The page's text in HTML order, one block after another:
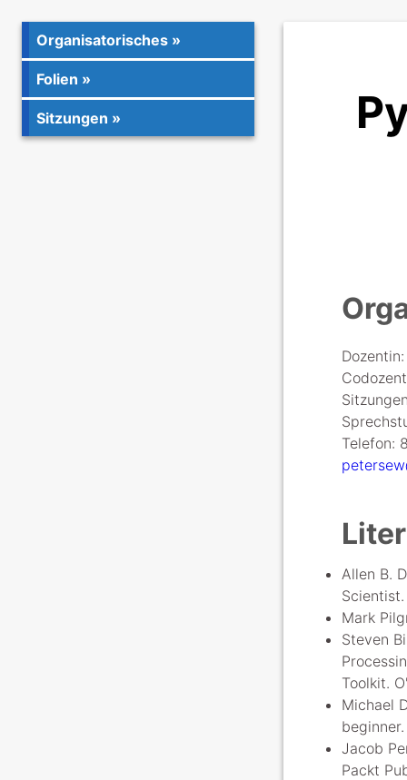
Organisatorisches
Folien
Sitzungen
Telefon:
Allen B.
Mark
Steven
Toolkit.
Michael
Jacob
Packt